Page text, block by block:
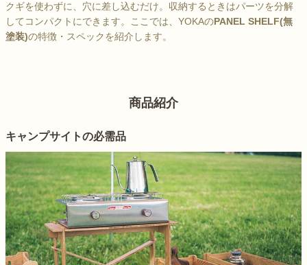
クギを使わずに、穴に差し込むだけ。収納するときはパーツを分解
してコンパクトにできます。ここでは、YOKAのPANEL SHELF(無
塗装)の特徴・スペックを紹介します。
商品紹介
キャンプサイトの必需品